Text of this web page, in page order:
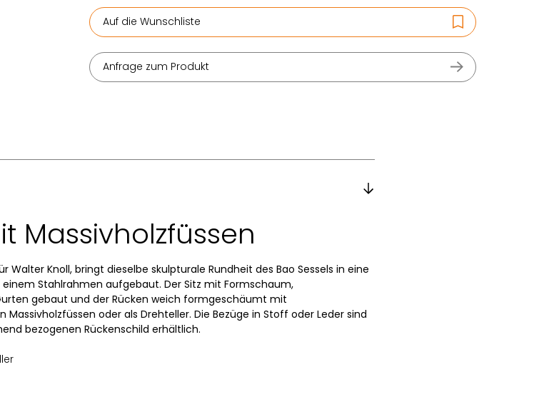
Auf die Wunschliste
Anfrage zum Produkt
Massivholzfüssen
Walter Knoll, bringt dieselbe skulpturale Rundheit des Bao Sessels in eine
Stahlrahmen aufgebaut. Der Sitz mit Formschaum,
gebaut und der Rücken weich formgeschäumt mit
oder als Drehteller. Die Bezüge in Stoff oder Leder sind
bezogenen Rückenschild erhältlich.